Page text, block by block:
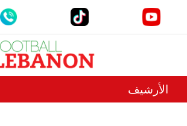
الأرشيف